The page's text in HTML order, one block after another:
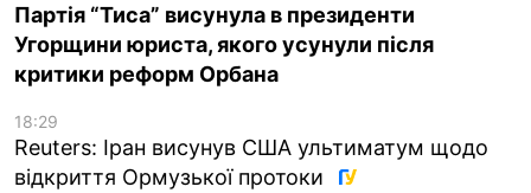
Партія “Тиса” висунула в президенти
Угорщини юриста, якого усунули після
критики реформ Орбана
18:29
Reuters: Іран висунув США ультиматум щодо
відкриття Ормузької протоки